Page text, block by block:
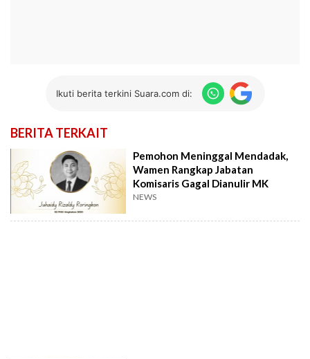
Ikuti berita terkini Suara.com di:
BERITA TERKAIT
Pemohon Meninggal Mendadak,
Wamen Rangkap Jabatan
Komisaris Gagal Dianulir MK
NEWS